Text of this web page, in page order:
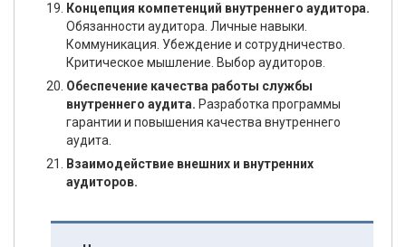
Концепция компетенций внутреннего аудитора.
Обязанности аудитора. Личные навыки.
Коммуникация. Убеждение и сотрудничество.
Критическое мышление. Выбор аудиторов.
Обеспечение качества работы службы
внутреннего аудита. Разработка программы
гарантии и повышения качества внутреннего
аудита.
Взаимодействие внешних и внутренних
аудиторов.